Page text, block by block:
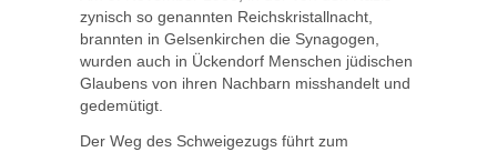
zynisch so genannten Reichskristallnacht,
brannten in Gelsenkirchen die Synagogen,
wurden auch in Ückendorf Menschen jüdischen
Glaubens von ihren Nachbarn misshandelt und
gedemütigt.
Der Weg des Schweigezugs führt zum